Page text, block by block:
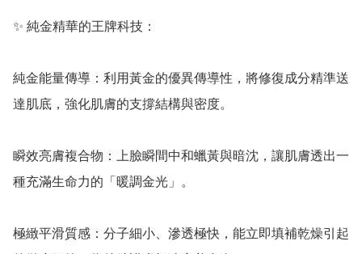
✨ 純金精華的王牌科技：
純金能量傳導：利用黃金的優異傳導性，將修復成分精準送
達肌底，強化肌膚的支撐結構與密度。
瞬效亮膚複合物：上臉瞬間中和蠟黃與暗沈，讓肌膚透出一
種充滿生命力的「暖調金光」。
極緻平滑質感：分子細小、滲透極快，能立即填補乾燥引起